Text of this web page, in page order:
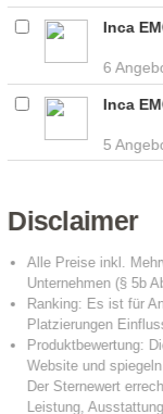
Inca
6
Inca
5
Disclaimer